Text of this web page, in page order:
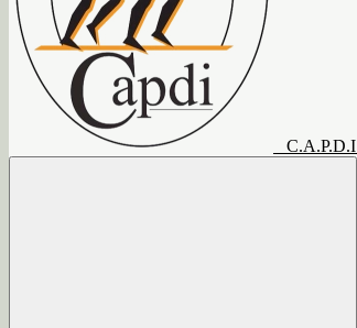
C.A.P.D.I